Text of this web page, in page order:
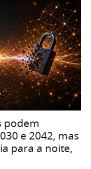
podem
e 2042, mas
para a noite,